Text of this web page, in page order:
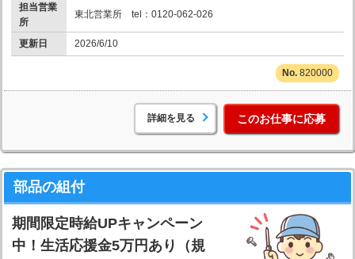
担当営業
所
東北営業所 tel：0120-062-026
更新日 2026/6/10
820000
詳細を見る このお仕事に応募
部品の組付
期間限定時給UPキャンペーン
中！生活応援金5万円あり（規